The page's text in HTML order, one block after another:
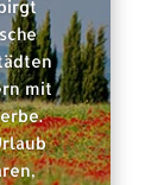
mit